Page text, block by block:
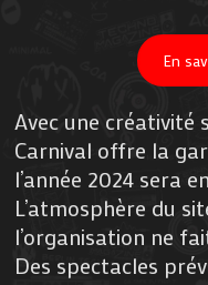
En
Avec une créativité
Carnival offre la
l’année 2024 sera
L’atmosphère du
l’organisation ne
Des spectacles